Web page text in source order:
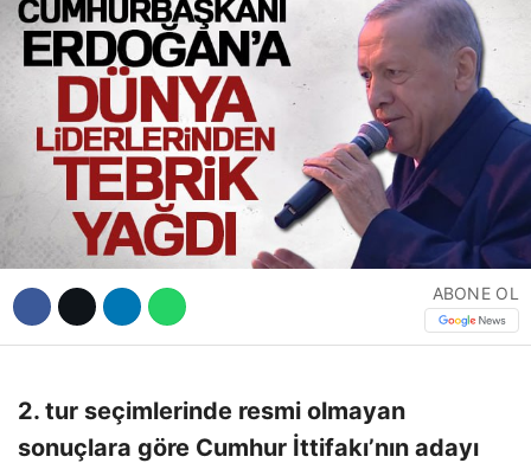
WhatsApp İhbar
Hattı
Facebook
Instagram
DİĞER
ABONE OL
2. tur seçimlerinde resmi olmayan
sonuçlara göre Cumhur İttifakı’nın adayı